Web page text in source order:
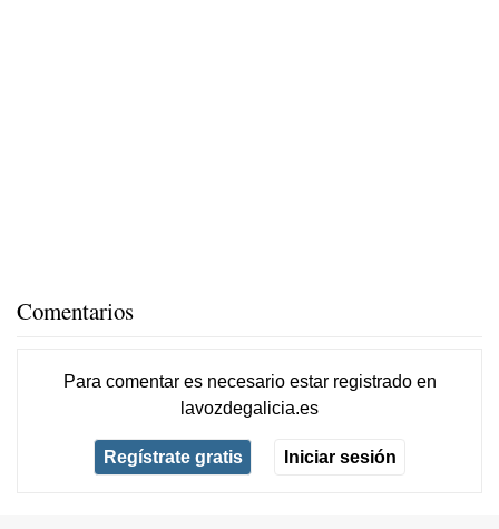
Comentarios
Para comentar es necesario estar registradoen
lavozdegalicia.es
Regístrate gratis Iniciar sesión